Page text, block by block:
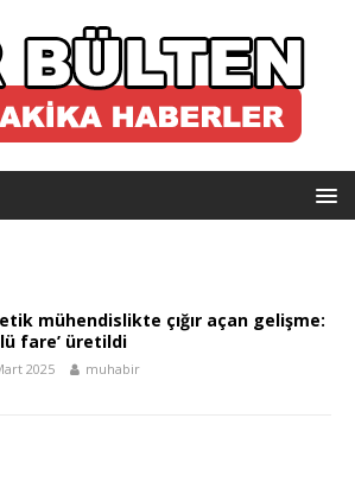
mühendislikte çığır açan gelişme:
fare’ üretildi
2025 muhabir